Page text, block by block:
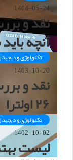
1404-05-24
آنچه
تکنولوژی و
1403-10-20
نقد و
۲۶ اولترا
تکنولوژی و
1402-10-02
لیست